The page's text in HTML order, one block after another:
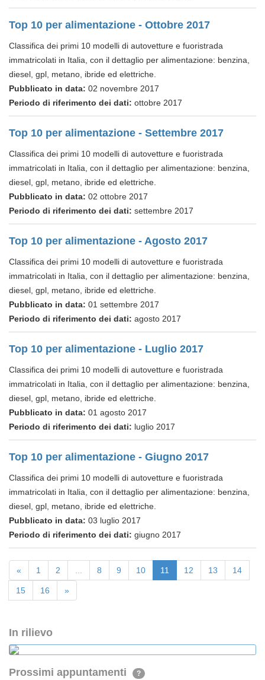
Top 10 per alimentazione - Ottobre 2017
Classifica dei primi 10 modelli di autovetture e fuoristrada
immatricolati in Italia, con il dettaglio per alimentazione: benzina,
diesel, gpl, metano, ibride ed elettriche.
Pubblicato in data: 02 novembre 2017
Periodo di riferimento dei dati: ottobre 2017
Top 10 per alimentazione - Settembre 2017
Classifica dei primi 10 modelli di autovetture e fuoristrada
immatricolati in Italia, con il dettaglio per alimentazione: benzina,
diesel, gpl, metano, ibride ed elettriche.
Pubblicato in data: 02 ottobre 2017
Periodo di riferimento dei dati: settembre 2017
Top 10 per alimentazione - Agosto 2017
Classifica dei primi 10 modelli di autovetture e fuoristrada
immatricolati in Italia, con il dettaglio per alimentazione: benzina,
diesel, gpl, metano, ibride ed elettriche.
Pubblicato in data: 01 settembre 2017
Periodo di riferimento dei dati: agosto 2017
Top 10 per alimentazione - Luglio 2017
Classifica dei primi 10 modelli di autovetture e fuoristrada
immatricolati in Italia, con il dettaglio per alimentazione: benzina,
diesel, gpl, metano, ibride ed elettriche.
Pubblicato in data: 01 agosto 2017
Periodo di riferimento dei dati: luglio 2017
Top 10 per alimentazione - Giugno 2017
Classifica dei primi 10 modelli di autovetture e fuoristrada
immatricolati in Italia, con il dettaglio per alimentazione: benzina,
diesel, gpl, metano, ibride ed elettriche.
Pubblicato in data: 03 luglio 2017
Periodo di riferimento dei dati: giugno 2017
« 1 2 8 9 10 11 12 13 14
15 16 »
In rilievo
Prossimi appuntamenti ?